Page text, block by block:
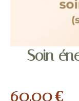
Soin
60,00€